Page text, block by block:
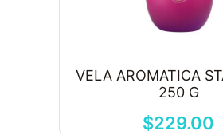
VELA AROMATICA
250 G
$229.00